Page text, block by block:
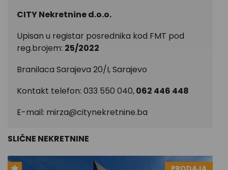
CITY Nekretnine d.o.o.
Upisan u registar posrednika kod FMT pod
reg.brojem: 25/2022
Branilaca Sarajeva 20/I, Sarajevo
Kontakt telefon: 033 550 040,062 446 448
E-mail: mirza@citynekretnine.ba
SLIČNE NEKRETNINE